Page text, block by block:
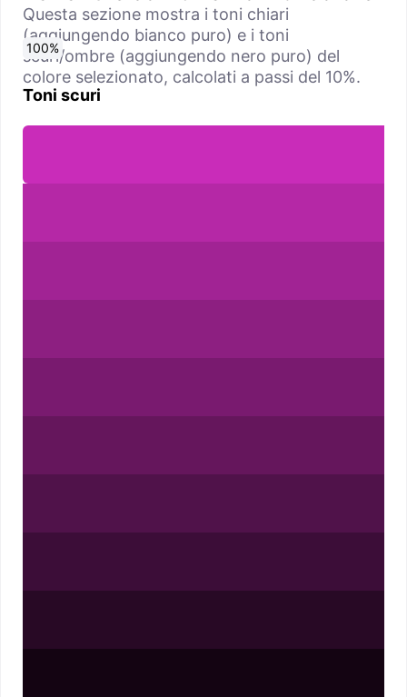
Questa sezione mostra i toni chiari
(aggiungendo bianco puro) e i toni
scuri/ombre (aggiungendo nero puro) del
colore selezionato, calcolati a passi del 10%.
Toni scuri
0%
10%
20%
30%
40%
50%
60%
70%
80%
90%
100%